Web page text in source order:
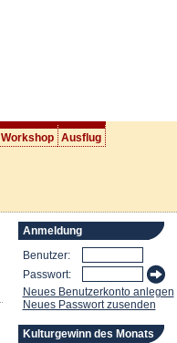
Workshop Ausflug
Anmeldung
Benutzer:
Passwort:
Neues Benutzerkonto anlegen
Neues Passwort zusenden
Kulturgewinn des Monats